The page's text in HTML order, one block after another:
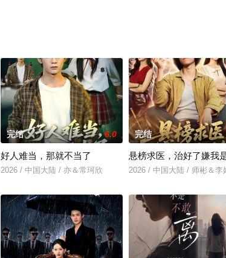
完结 6.0
好人难当，那就不当了
2026 / 中国大陆 / 亦＆常珂欣
完结
悬榜求医，治好了嫌我
2026 / 中国大陆 / 师彬＆李